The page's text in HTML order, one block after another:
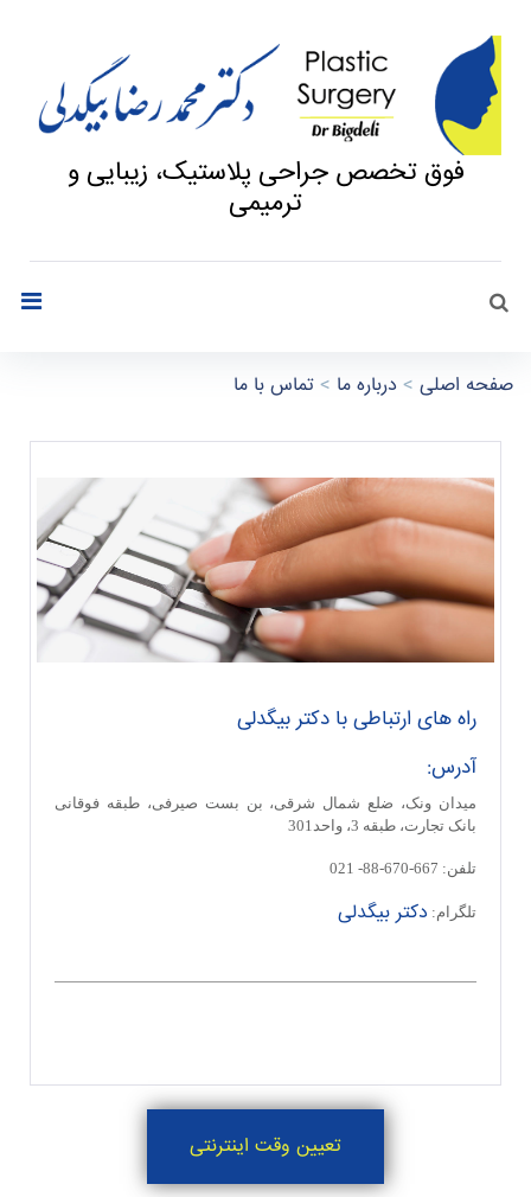
فوق تخصص جراحی پلاستیک، زیبایی و
ترمیمی
جستجو
صفحه اصلی > درباره ما > تماس با ما
ت
م
ا
س
م
راه های ارتباطی با دکتر بیگدلی
آدرس:
میدان ونک، ضلع شمال شرقی، بن بست صیرفی، طبقه فوقانی
بانک تجارت، طبقه 3، واحد301
تلفن: 667-670-88- 021
تلگرام: دکتر بیگدلی
تعیین وقت اینترنتی